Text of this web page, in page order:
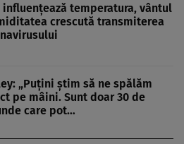
influenţează temperatura, vântul
crescută transmiterea
„Puţini ştim să ne spălăm
pe mâini. Sunt doar 30 de
care pot…